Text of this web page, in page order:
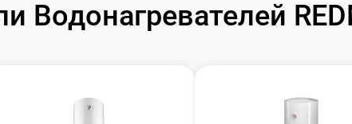
Водонагревателей